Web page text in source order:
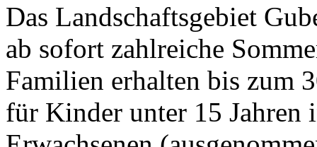
Das Landschaftsgebiet
ab sofort zahlreiche
Familien erhalten bis zum
für Kinder unter 15 Jahren